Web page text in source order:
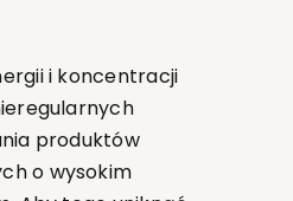
i koncentracji
produktów
o wysokim